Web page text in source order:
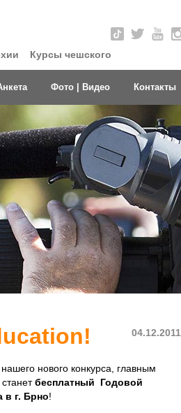
Курсы чешского
Фото | Видео Контакты
04.12.2011
нового конкурса, главным
бесплатный Годовой
в г. Брно!